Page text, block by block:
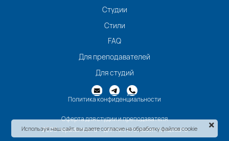
Студии
Стили
FAQ
Для преподавателей
Для студий
Политика конфиденциальности
Оферта для студии и преподавателя
2026 repadance.ru - для тех, кто любит танцевать
Используя наш сайт, вы даете согласие на обработку файлов cookie